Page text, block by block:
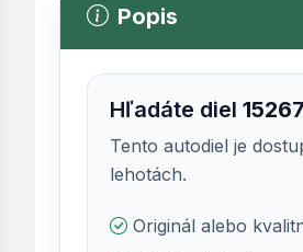
Popis
Hľadáte diel
Tento autodiel je
lehotách.
Originál alebo